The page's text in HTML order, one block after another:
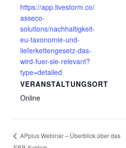
https://app.livestorm.co/
asseco-
solutions/nachhaltigkeit-
eu-taxonomie-und-
lieferkettengesetz-das-
wird-fuer-sie-relevant?
type=detailed
VERANSTALTUNGSORT
Online
APplus Webinar – Überblick über das